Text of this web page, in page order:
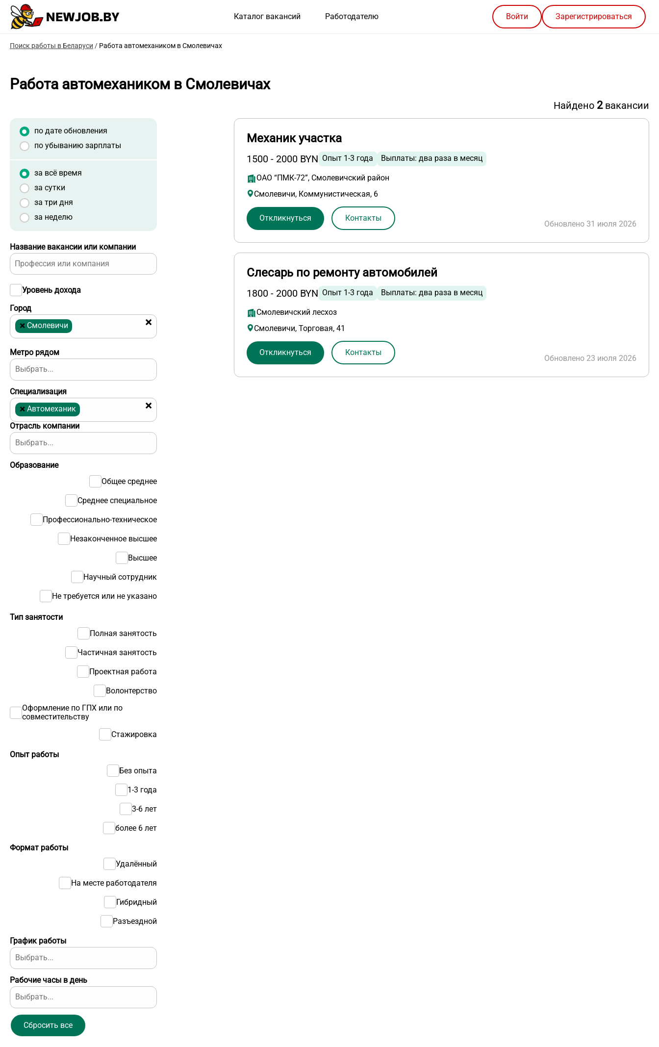
Каталог вакансий Работодателю Войти Зарегистрироваться
Поиск работы в Беларуси / Работа автомехаником в Смолевичах
Работа автомехаником в Смолевичах
Отрасль компании
Название вакансии или компании
Тип занятости
Полная занятость
Частичная занятость
Проектная работа
Волонтерство
Оформление по ГПХ или по
совместительству
Стажировка
Город
×
× Смолевичи
Уровень дохода
Образование
Общее среднее
Среднее специальное
Профессионально-техническое
Незаконченное высшее
Высшее
Научный сотрудник
Не требуется или не указано
Опыт работы
Без опыта
1-3 года
3-6 лет
более 6 лет
График работы
Рабочие часы в день
Формат работы
Удалённый
На месте работодателя
Гибридный
Разъездной
Сбросить все
Метро рядом
по дате обновления
по убыванию зарплаты
за всё время
за сутки
за три дня
за неделю
Специализация
×
× Автомеханик
Найдено 2вакансии
Механик участка
1500 - 2000 BYN Опыт 1-3 года Выплаты: два раза в месяц
ОАО “ПМК-72”, Смолевичский район
Смолевичи, Коммунистическая, 6
Обновлено 31 июля 2026
Откликнуться Контакты
Слесарь по ремонту автомобилей
1800 - 2000 BYN Опыт 1-3 года Выплаты: два раза в месяц
Смолевичский лесхоз
Смолевичи, Торговая, 41
Обновлено 23 июля 2026
Откликнуться Контакты